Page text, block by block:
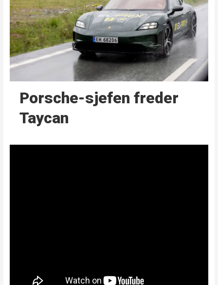
Porsche-sjefen freder
Taycan